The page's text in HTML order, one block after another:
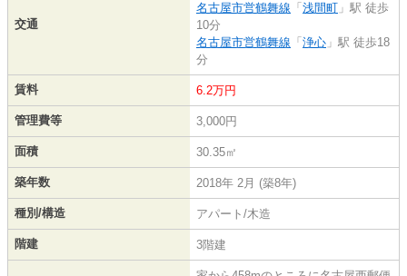
交通
名古屋市営鶴舞線 「 浅間町 」駅 徒歩
10分
名古屋市営鶴舞線 「 浄心 」駅 徒歩18
分
賃料 6.2万円
管理費等 3,000円
面積 30.35㎡
築年数 2018年 2月 (築8年)
種別/構造 アパート/木造
階建 3階建